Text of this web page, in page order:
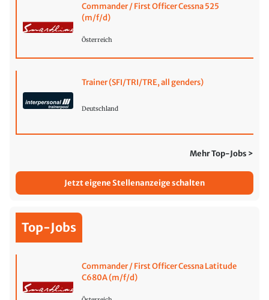
Commander / First Officer Cessna 525
(m/f/d)
Österreich
Trainer (SFI/TRI/TRE, all genders)
Deutschland
Mehr Top-Jobs >
Jetzt eigene Stellenanzeige schalten
Top-Jobs
Commander / First Officer Cessna Latitude
C680A (m/f/d)